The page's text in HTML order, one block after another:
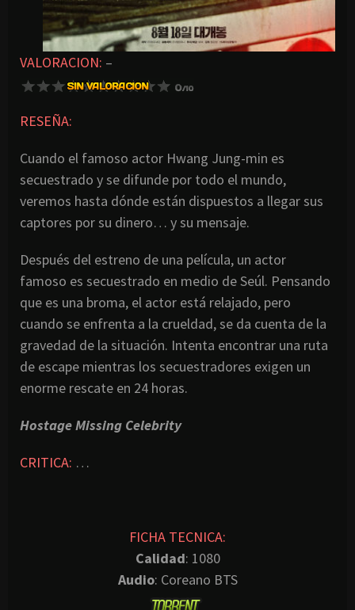
VALORACION: –
RESEÑA:
Cuando el famoso actor Hwang Jung-min es
secuestrado y se difunde por todo el mundo,
veremos hasta dónde están dispuestos a llegar sus
captores por su dinero… y su mensaje.
Después del estreno de una película, un actor
famoso es secuestrado en medio de Seúl. Pensando
que es una broma, el actor está relajado, pero
cuando se enfrenta a la crueldad, se da cuenta de la
gravedad de la situación. Intenta encontrar una ruta
de escape mientras los secuestradores exigen un
enorme rescate en 24 horas.
Hostage Missing Celebrity
CRITICA: …
FICHA TECNICA:
Calidad: 1080
Audio: Coreano BTS